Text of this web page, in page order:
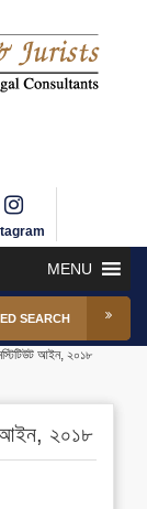
MENU
SEARCH
আইন, ২০১৮
আইন, ২০১৮